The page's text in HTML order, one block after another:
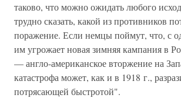
таково, что можно ожидать любого
трудно сказать, какой из противников
поражение. Если немцы поймут, что, с
им угрожает новая зимняя кампания в
— англо-американское вторжение на
катастрофа может, как и в 1918 г.,
потрясающей быстротой".